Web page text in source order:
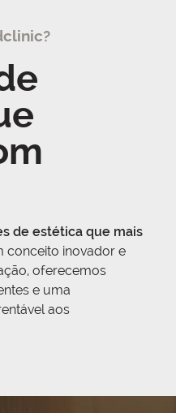
de estética que mais
conceito inovador e
oferecemos
e uma
aos